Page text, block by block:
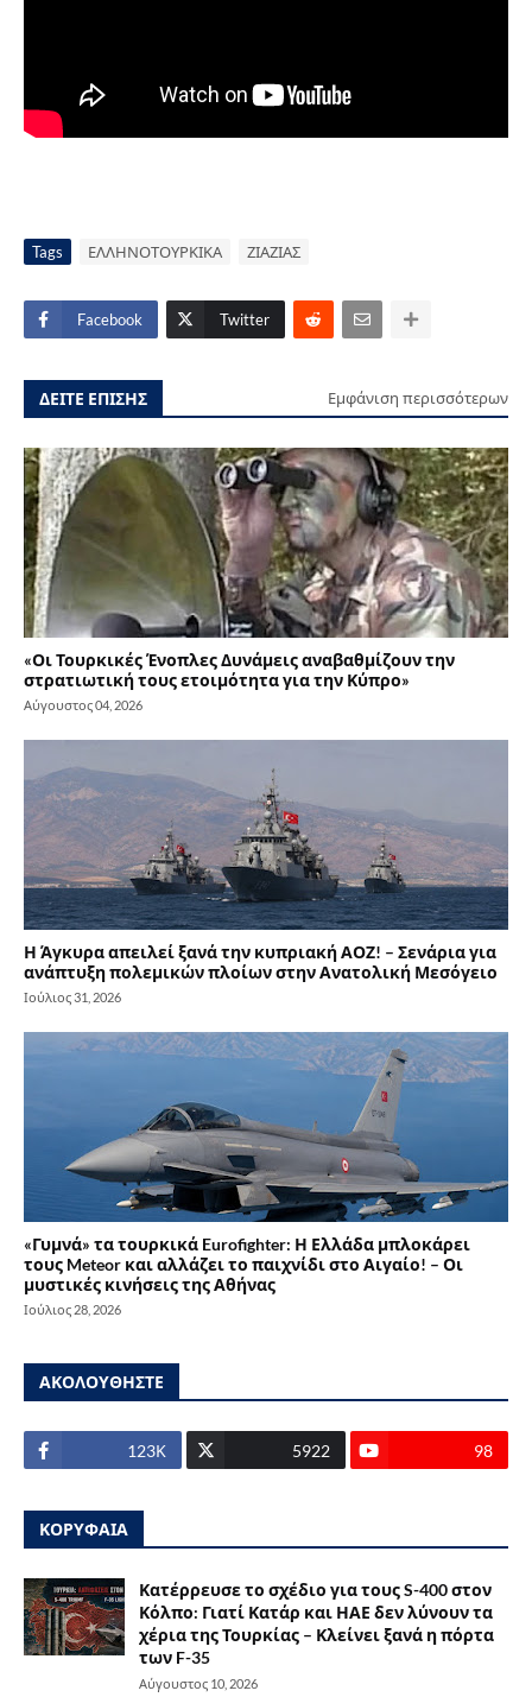
Tags ΕΛΛΗΝΟΤΟΥΡΚΙΚΑ ΖΙΑΖΙΑΣ
Facebook Twitter
ΔΕΙΤΕ ΕΠΙΣΗΣ Εμφάνιση περισσότερων
«Οι Τουρκικές Ένοπλες Δυνάμεις αναβαθμίζουν την
στρατιωτική τους ετοιμότητα για την Κύπρο»
Αύγουστος 04, 2026
Η Άγκυρα απειλεί ξανά την κυπριακή ΑΟΖ! – Σενάρια για
ανάπτυξη πολεμικών πλοίων στην Ανατολική Μεσόγειο
Ιούλιος 31, 2026
«Γυμνά» τα τουρκικά Eurofighter: Η Ελλάδα μπλοκάρει
τους Meteor και αλλάζει το παιχνίδι στο Αιγαίο! – Οι
μυστικές κινήσεις της Αθήνας
Ιούλιος 28, 2026
ΑΚΟΛΟΥΘΗΣΤΕ
123Κ 5922 98
ΚΟΡΥΦΑΙΑ
Κατέρρευσε το σχέδιο για τους S-400 στον
Κόλπο: Γιατί Κατάρ και ΗΑΕ δεν λύνουν τα
χέρια της Τουρκίας – Κλείνει ξανά η πόρτα
των F-35
Αύγουστος 10, 2026